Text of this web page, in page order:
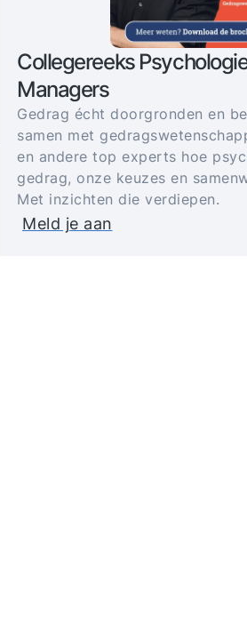
Collegereeks
Managers
Gedrag écht doorgronden en
samen met
en andere top experts hoe
gedrag, onze keuzes en
Met inzichten die verdiepen.
Meld je aan